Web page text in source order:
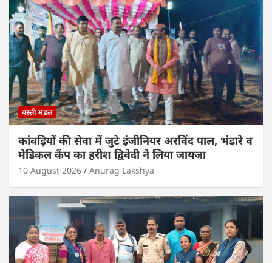
बस्ती मंडल
कांवड़ियों की सेवा में जुटे इंजीनियर अरविंद पाल, भंडारे व
मेडिकल कैंप का हरीश द्विवेदी ने लिया जायजा
10 August 2026 Anurag Lakshya